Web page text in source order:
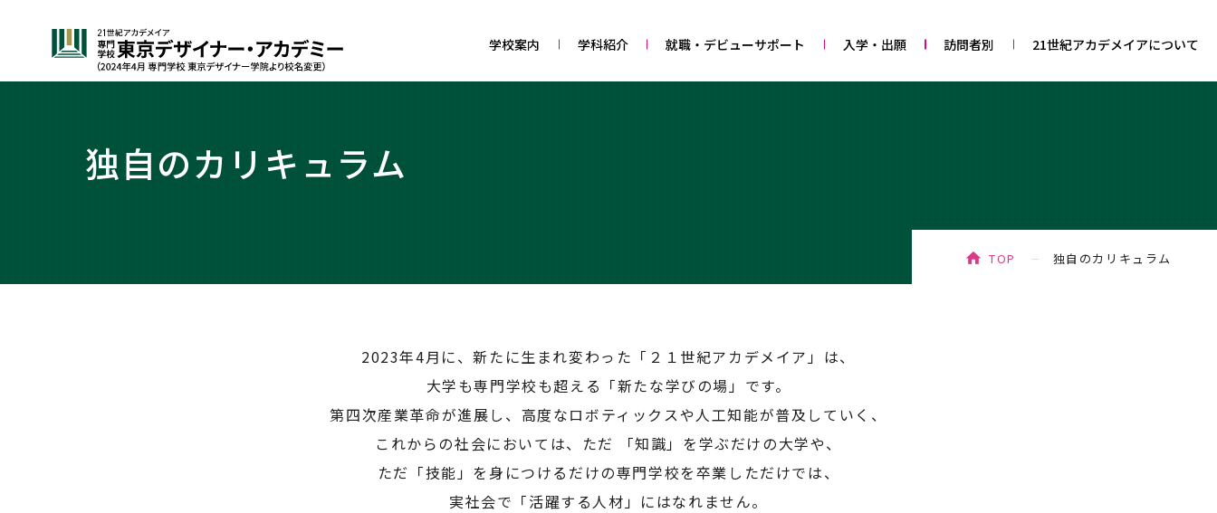
学校案内 学科紹介 就職・デビューサポート 入学・出願 訪問者別 21世紀アカデメイアについて
独自のカリキュラム
TOP 独自のカリキュラム
2023年4月に、新たに生まれ変わった「２１世紀アカデメイア」は、
大学も専門学校も超える「新たな学びの場」です。
第四次産業革命が進展し、高度なロボティックスや人工知能が普及していく、
これからの社会においては、ただ 「知識」を学ぶだけの大学や、
ただ「技能」を身につけるだけの専門学校を卒業しただけでは、
実社会で「活躍する人材」にはなれません。